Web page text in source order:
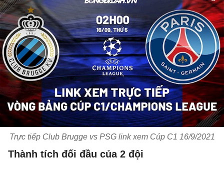
Trực tiếp Club Brugge vs PSG link xem Cúp C1 16/9/2021
Thành tích đối đầu của 2 đội